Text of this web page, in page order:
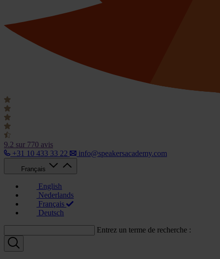
9.2 sur 770 avis
+31 10 433 33 22
info@speakersacademy.com
Français
English
Nederlands
Français
Deutsch
Entrez un terme de recherche :